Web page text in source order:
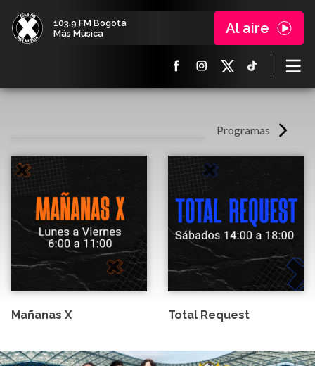
103.9 FM Bogotá
Más Música
Al aire
Programas
Mañanas X Total Request